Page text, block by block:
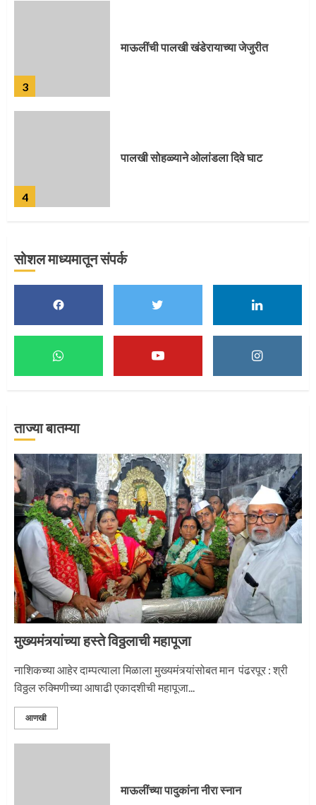
4
पालखी सोहळ्याने ओलांडला दिवे घाट
5
पुणेकरांकडून पालख्यांचे उत्साही स्वागत
मुख्यमंत्र्यांच्या हस्ते विठ्ठलाची महापूजा
माऊलींच्या पादुकांना नीरा स्नान
3
माऊलींची पालखी खंडेरायाच्या जेजुरीत
सोशल माध्यमातून संपर्क
ताज्या बातम्या
मुख्यमंत्र्यांच्या हस्ते विठ्ठलाची महापूजा
नाशिकच्या आहेर दाम्पत्याला मिळाला मुख्यमंत्र्यांसोबत मान पंढरपूर : श्री
विठ्ठल रुक्मिणीच्या आषाढी एकादशीची महापूजा...
आणखी
माऊलींच्या पादुकांना नीरा स्नान